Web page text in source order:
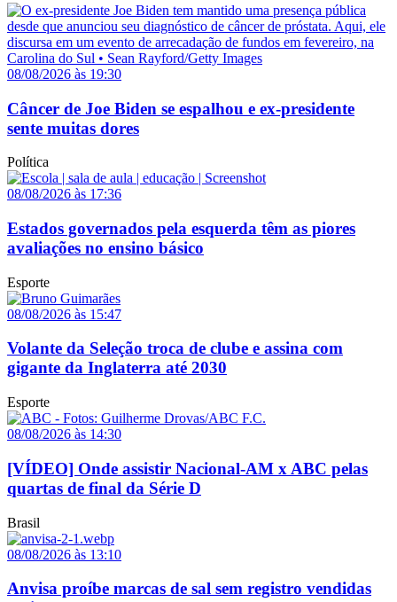
08/08/2026 às 19:30
Câncer de Joe Biden se espalhou e ex-presidente
sente muitas dores
Política
08/08/2026 às 17:36
Estados governados pela esquerda têm as piores
avaliações no ensino básico
Esporte
08/08/2026 às 15:47
Volante da Seleção troca de clube e assina com
gigante da Inglaterra até 2030
Esporte
08/08/2026 às 14:30
[VÍDEO] Onde assistir Nacional-AM x ABC pelas
quartas de final da Série D
Brasil
08/08/2026 às 13:10
Anvisa proíbe marcas de sal sem registro vendidas